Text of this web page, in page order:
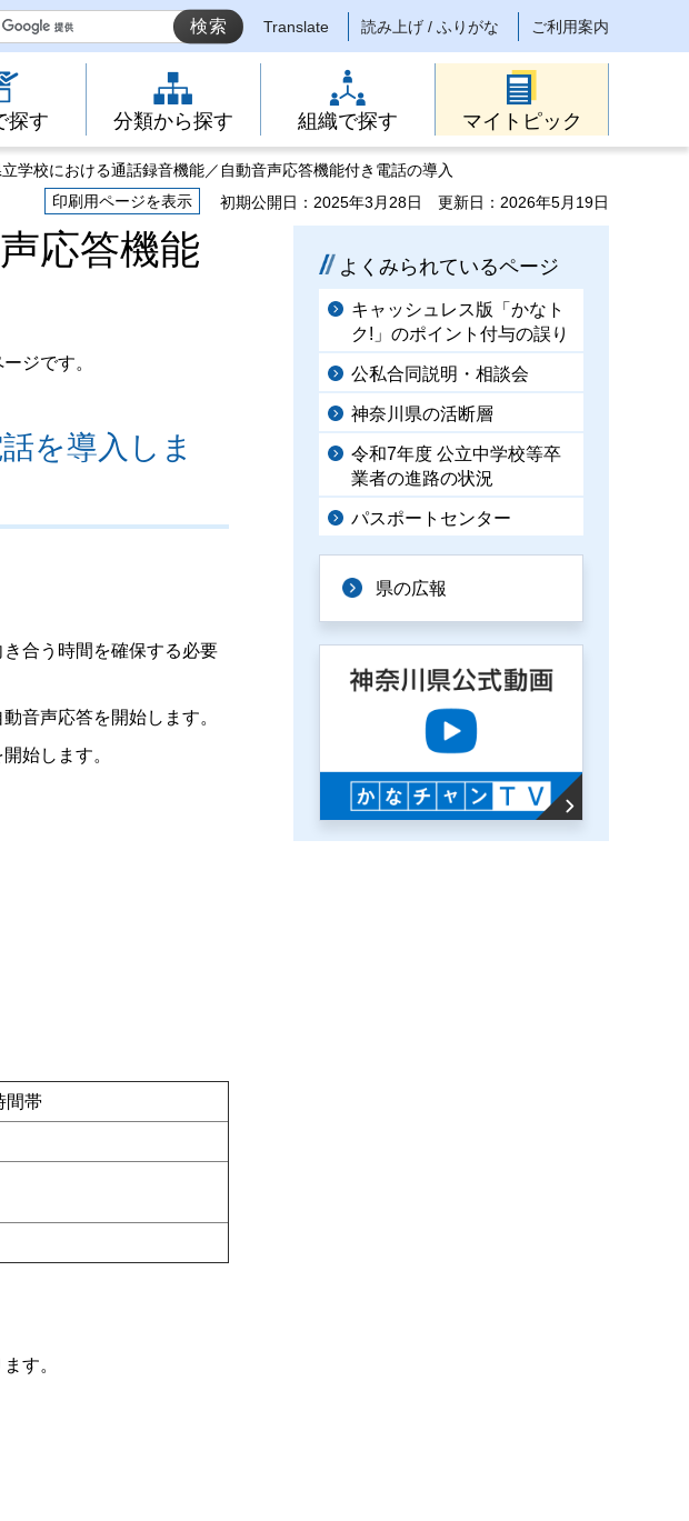
Translate 読み上げ / ふりがな ご利用案内
探す 分類から探す 組織で探す マイトピック
学校における通話録音機能／自動音声応答機能付き電話の導入
印刷用ページを表示
初期公開日：2025年3月28日 更新日：2026年5月19日
応答機能
ジです。
を導入しま
合う時間を確保する必要
音声応答を開始します。
始します。
間帯
す。
よくみられているページ
キャッシュレス版「かなト
ク!」のポイント付与の誤り
公私合同説明・相談会
神奈川県の活断層
令和7年度 公立中学校等卒
業者の進路の状況
パスポートセンター
県の広報